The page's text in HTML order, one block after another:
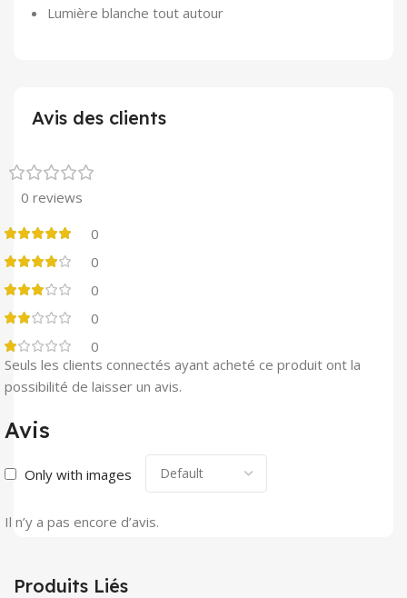
Lumière blanche tout autour
Avis des clients
0 reviews
0
0
0
0
0
Avis
Only with images
Il n’y a pas encore d’avis.
Seuls les clients connectés ayant acheté ce produit ont la
possibilité de laisser un avis.
Produits Liés